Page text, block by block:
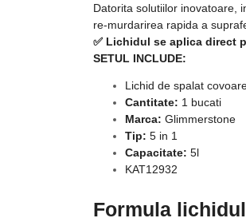
Datorita solutiilor inovatoare,
re-murdarirea rapida a
✅ Lichidul se aplica direct
SETUL INCLUDE:
Lichid de spalat
Cantitate: 1 bucati
Marca: Glimmerstone
Tip: 5 in 1
Capacitate: 5l
KAT12932
Formula